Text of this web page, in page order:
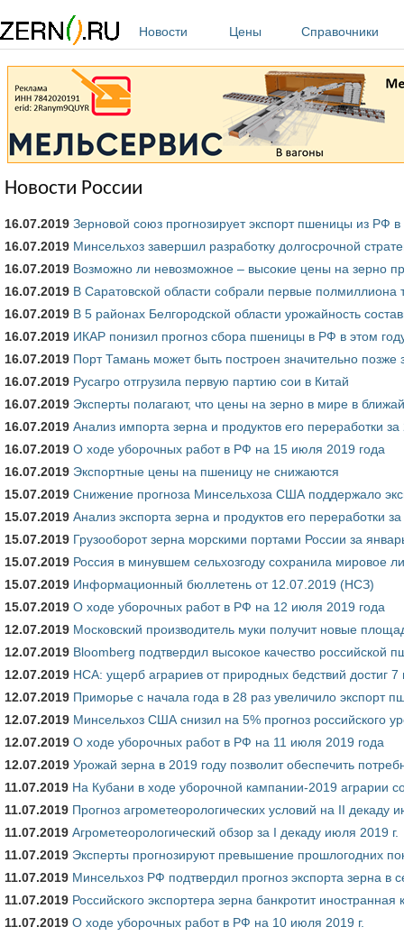
Новости
Цены Справочники
Новости России
16.07.2019 Зерновой союз прогнозирует экспорт пшеницы из РФ
16.07.2019 Минсельхоз завершил разработку долгосрочной
16.07.2019 Возможно ли невозможное – высокие цены на зерно
16.07.2019 В Саратовской области собрали первые полмиллиона
16.07.2019 В 5 районах Белгородской области урожайность
16.07.2019 ИКАР понизил прогноз сбора пшеницы в РФ в этом
16.07.2019 Порт Тамань может быть построен значительно позже
16.07.2019 Русагро отгрузила первую партию сои в Китай
16.07.2019 Эксперты полагают, что цены на зерно в мире в
16.07.2019 Анализ импорта зерна и продуктов его переработки
16.07.2019 О ходе уборочных работ в РФ на 15 июля 2019 года
16.07.2019 Экспортные цены на пшеницу не снижаются
15.07.2019 Снижение прогноза Минсельхоза США поддержало
15.07.2019 Анализ экспорта зерна и продуктов его переработки
15.07.2019 Грузооборот зерна морскими портами России за
15.07.2019 Россия в минувшем сельхозгоду сохранила мировое
15.07.2019 Информационный бюллетень от 12.07.2019 (НСЗ)
15.07.2019 О ходе уборочных работ в РФ на 12 июля 2019 года
12.07.2019 Московский производитель муки получит новые
12.07.2019 Bloomberg подтвердил высокое качество российской
12.07.2019 НСА: ущерб аграриев от природных бедствий достиг 7
12.07.2019 Приморье с начала года в 28 раз увеличило экспорт
12.07.2019 Минсельхоз США снизил на 5% прогноз российского
12.07.2019 О ходе уборочных работ в РФ на 11 июля 2019 года
12.07.2019 Урожай зерна в 2019 году позволит обеспечить
11.07.2019 На Кубани в ходе уборочной кампании-2019 аграрии
11.07.2019 Прогноз агрометеорологических условий на II декаду
11.07.2019 Агрометеорологический обзор за I декаду июля 2019 г.
11.07.2019 Эксперты прогнозируют превышение прошлогодних
11.07.2019 Минсельхоз РФ подтвердил прогноз экспорта зерна в
11.07.2019 Российского экспортера зерна банкротит иностранная
11.07.2019 О ходе уборочных работ в РФ на 10 июля 2019 г.